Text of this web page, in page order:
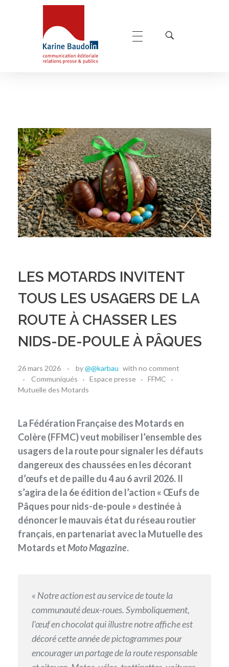
LES MOTARDS INVITENT
TOUS LES USAGERS DE LA
ROUTE À CHASSER LES
NIDS-DE-POULE À PÂQUES
26 mars 2026 by@@karbau with no comment
Communiqués
Espace presse
FFMC
Mutuelle des Motards
La Fédération Française des Motards en
Colère (FFMC) veut mobiliser l’ensemble des
usagers de la route pour signaler les défauts
dangereux des chaussées en les décorant
d’œufs et de paille du 4 au 6 avril 2026. Il
s’agira de la 6e édition de l’action « Œufs de
Pâques pour nids-de-poule » destinée à
dénoncer le mauvais état du réseau routier
français, en partenariat avec la Mutuelle des
Motards etMoto Magazine.
« Notre action est au service de toute la
communauté deux-roues. Symboliquement,
l’œuf en chocolat qui illustre notre affiche est
décoré cette année de pictogrammes pour
encourager un partage de la route responsable